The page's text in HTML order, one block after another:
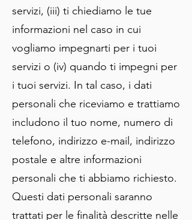
servizi, (iii) ti chiediamo le tue
informazioni nel caso in cui
vogliamo impegnarti per i tuoi
servizi o (iv) quando ti impegni per
i tuoi servizi. In tal caso, i dati
personali che riceviamo e trattiamo
includono il tuo nome, numero di
telefono, indirizzo e-mail, indirizzo
postale e altre informazioni
personali che ti abbiamo richiesto.
Questi dati personali saranno
trattati per le finalità descritte nelle